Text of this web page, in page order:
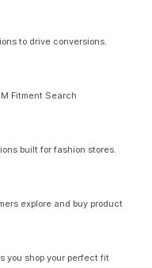
to drive conversions.
Fitment Search
built for fashion stores.
explore and buy product
you shop your perfect fit